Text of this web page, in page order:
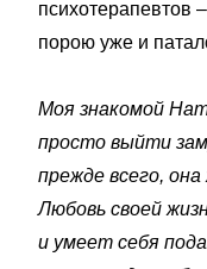
психотерапевтов
порою уже и
Моя знакомой
просто выйти
прежде всего,
Любовь своей
и умеет себя